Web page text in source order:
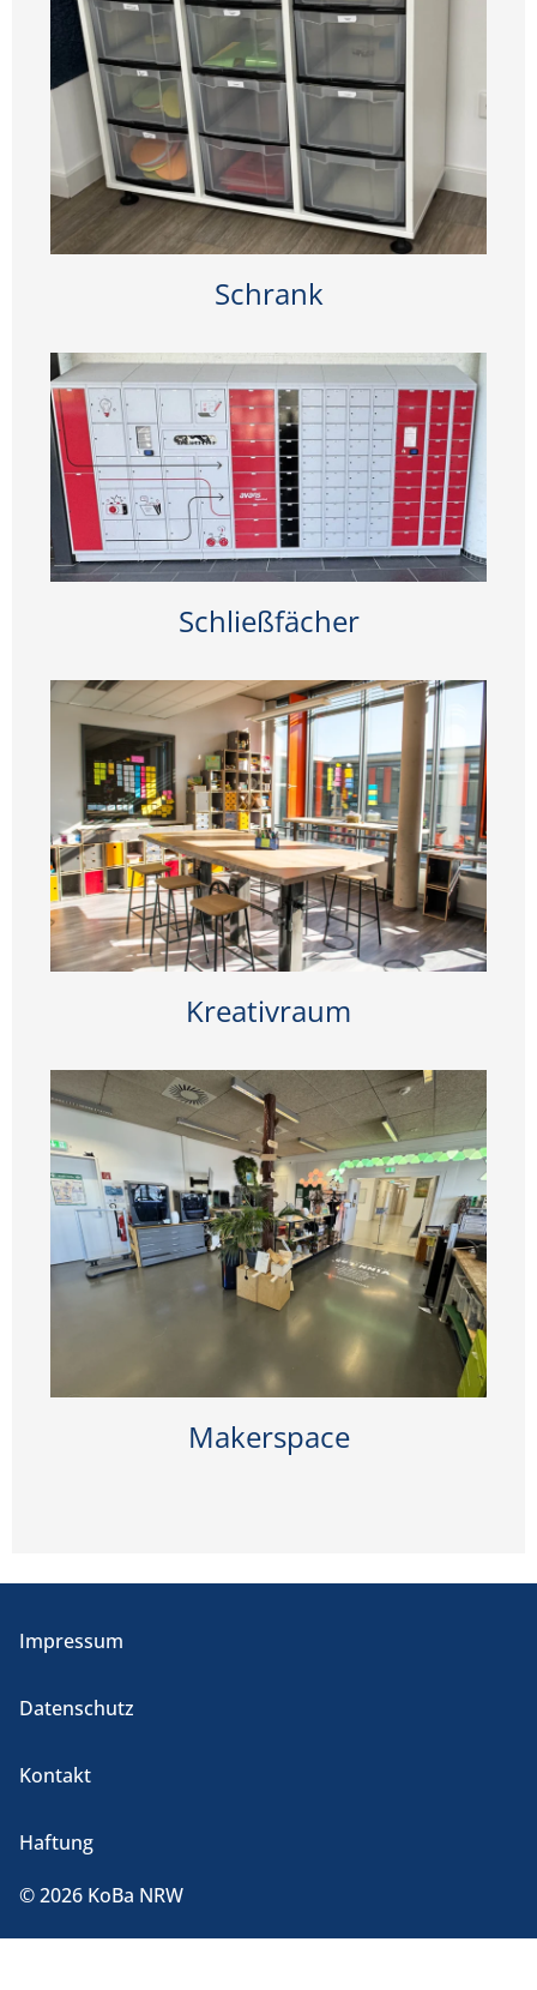
Schrank
Schließfächer
Kreativraum
Makerspace
Impressum
Datenschutz
Kontakt
Haftung
© 2026 KoBa NRW